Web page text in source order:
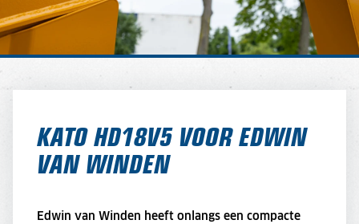
KATO HD18V5 VOOR EDWIN
VAN WINDEN
Edwin van Winden heeft onlangs een compacte